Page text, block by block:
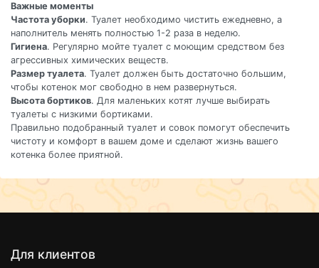
Важные моменты
Частота уборки. Туалет необходимо чистить ежедневно, а
наполнитель менять полностью 1-2 раза в неделю.
Гигиена. Регулярно мойте туалет с моющим средством без
агрессивных химических веществ.
Размер туалета. Туалет должен быть достаточно большим,
чтобы котенок мог свободно в нем развернуться.
Высота бортиков. Для маленьких котят лучше выбирать
туалеты с низкими бортиками.
Правильно подобранный туалет и совок помогут обеспечить
чистоту и комфорт в вашем доме и сделают жизнь вашего
котенка более приятной.
Для клиентов